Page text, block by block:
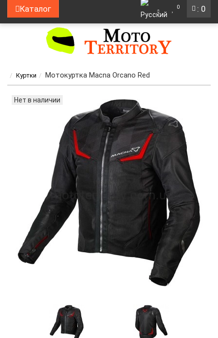
: 0
Каталог 0
Куртки Мотокуртка Macna Orcano Red
Нет в наличии